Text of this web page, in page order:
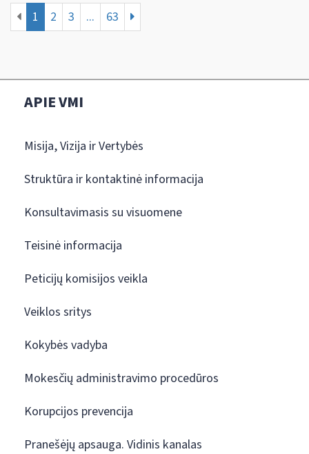
1 2 3 ... 63
APIE VMI
Misija, Vizija ir Vertybės
Struktūra ir kontaktinė informacija
Konsultavimasis su visuomene
Teisinė informacija
Peticijų komisijos veikla
Veiklos sritys
Kokybės vadyba
Mokesčių administravimo procedūros
Korupcijos prevencija
Pranešėjų apsauga. Vidinis kanalas